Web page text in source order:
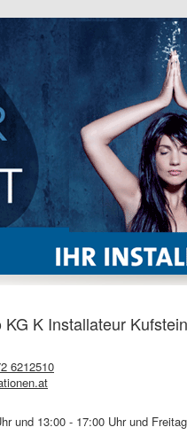
K Installateur
6212510
und 13:00 - 17:00 Uhr und